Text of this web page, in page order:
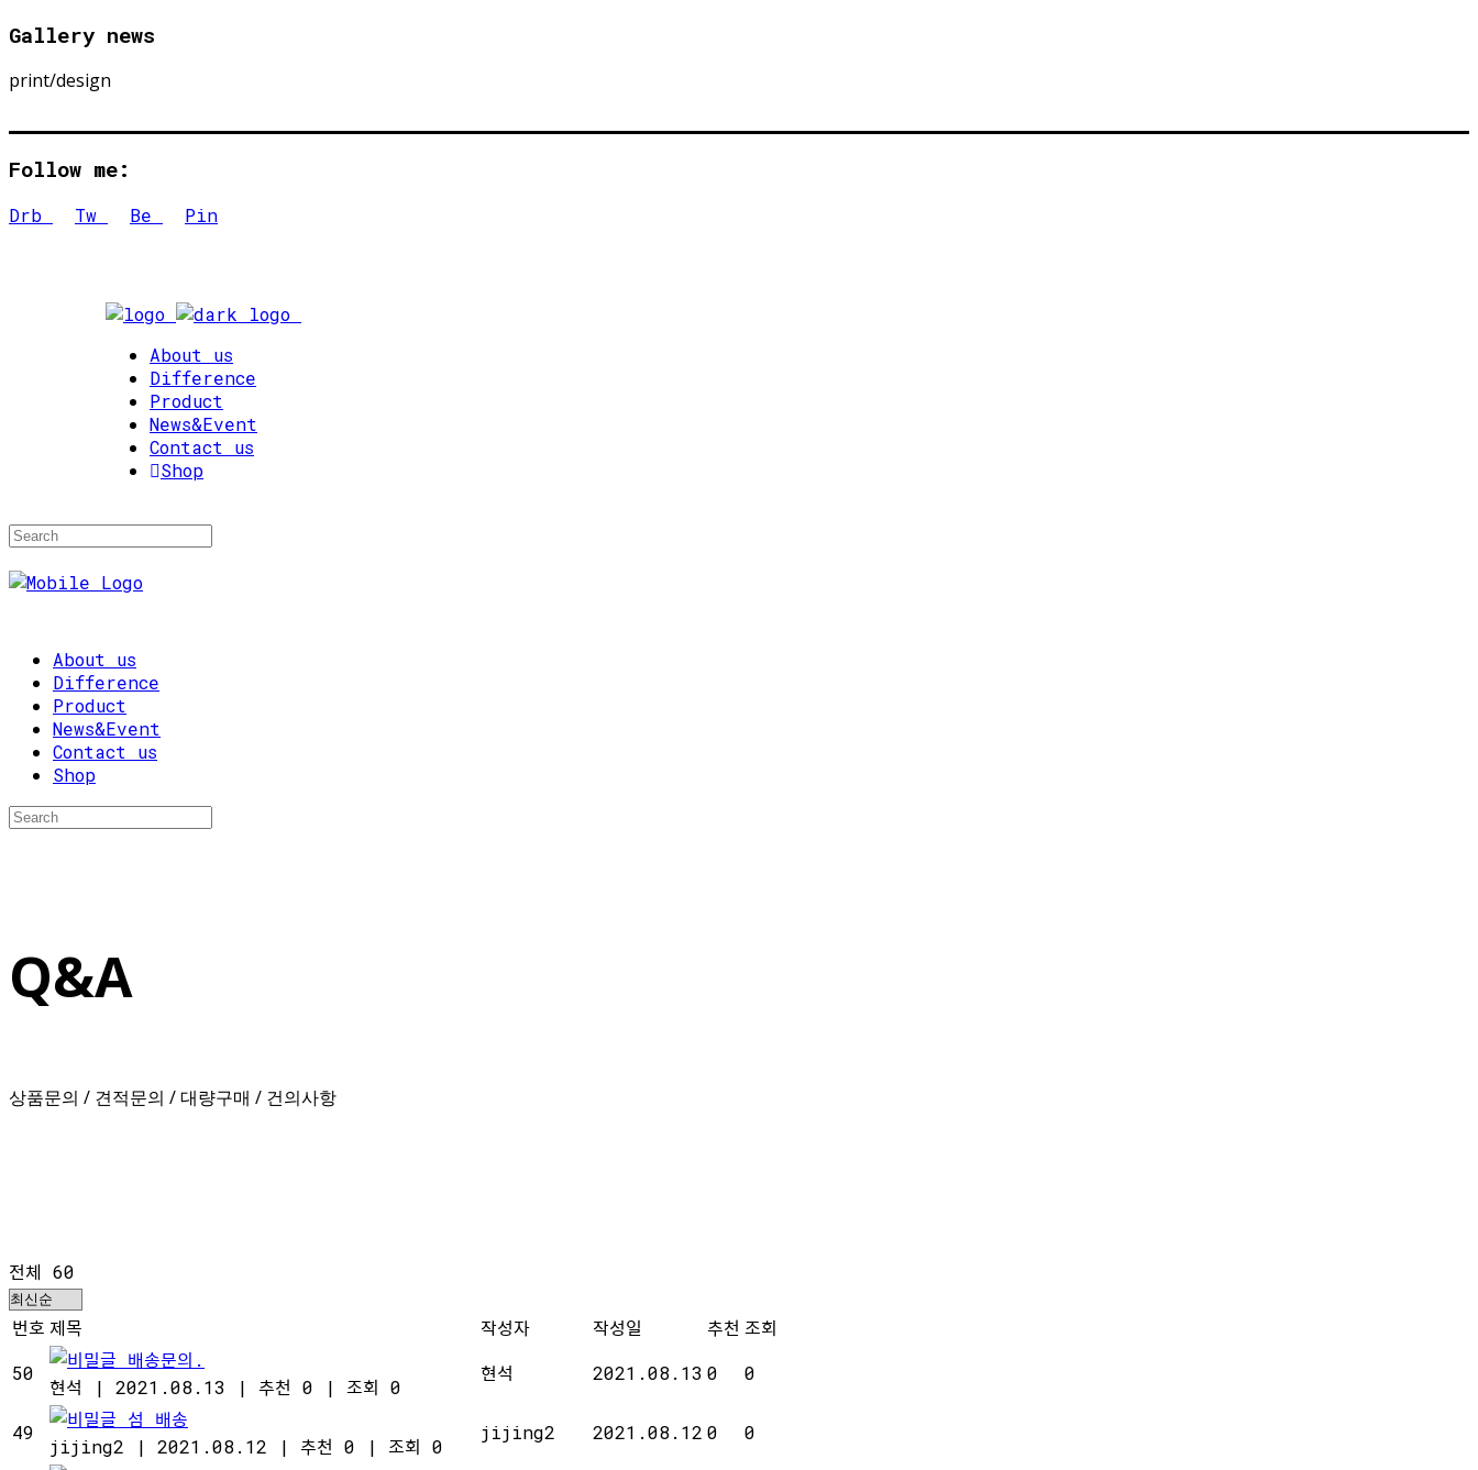
Gallery news
print/design
Follow me:
Drb Tw Be Pin
About us
Difference
Product
News&Event
Contact us
Shop
About us
Difference
Product
News&Event
Contact us
Shop
Q&A
상품문의 / 견적문의 / 대량구매 / 건의사항
전체 60
번호 제목 작성자 작성일 추천 조회
50
배송문의.
현석
| 2021.08.13 | 추천 0 | 조회 0
현석 2021.08.13 0 0
49
섬 배송
jijing2
| 2021.08.12 | 추천 0 | 조회 0
jijing2 2021.08.12 0 0